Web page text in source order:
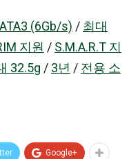
(6Gb/s) / 최대
지원 / S.M.A.R.T 지
32.5g / 3년 / 전용 소
Google+